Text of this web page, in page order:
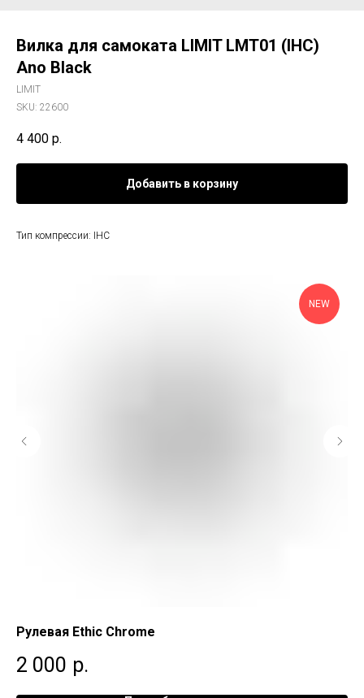
Вилка для самоката LIMIT LMT01 (IHC)
Ano Black
LIMIT
SKU: 22600
4 400 р.
Добавить в корзину
Тип компрессии: IHC
NEW
Рулевая Ethic Chrome
2 000 р.